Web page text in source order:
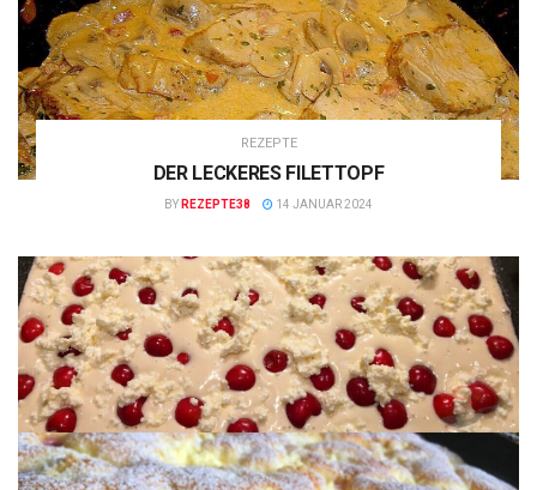
REZEPTE
DER LECKERES FILETTOPF
BY REZEPTE38 14 JANUAR 2024